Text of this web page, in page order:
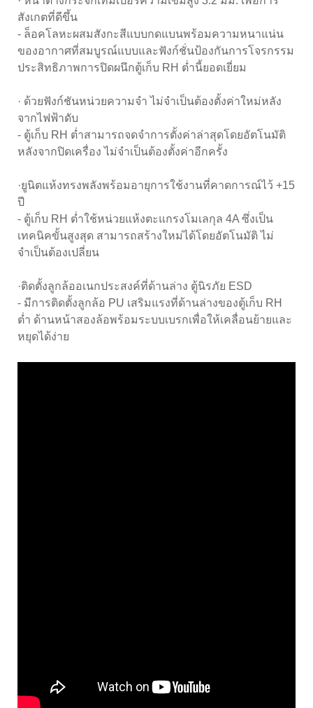
สังเกตที่ดีขึ้น
- ล็อคโลหะผสมสังกะสีแบบกดแบนพร้อมความหนาแน่น
ของอากาศที่สมบูรณ์แบบและฟังก์ชั่นป้องกันการโจรกรรม
ประสิทธิภาพการปิดผนึกตู้เก็บ RH ต่ำนี้ยอดเยี่ยม
· ด้วยฟังก์ชันหน่วยความจำ ไม่จำเป็นต้องตั้งค่าใหม่หลัง
จากไฟฟ้าดับ
- ตู้เก็บ RH ต่ำสามารถจดจำการตั้งค่าล่าสุดโดยอัตโนมัติ
หลังจากปิดเครื่อง ไม่จำเป็นต้องตั้งค่าอีกครั้ง
·ยูนิตแห้งทรงพลังพร้อมอายุการใช้งานที่คาดการณ์ไว้ +15
ปี
- ตู้เก็บ RH ต่ำใช้หน่วยแห้งตะแกรงโมเลกุล 4A ซึ่งเป็น
เทคนิคขั้นสูงสุด สามารถสร้างใหม่ได้โดยอัตโนมัติ ไม่
จำเป็นต้องเปลี่ยน
·ติดตั้งลูกล้ออเนกประสงค์ที่ด้านล่าง ตู้นิรภัย ESD
- มีการติดตั้งลูกล้อ PU เสริมแรงที่ด้านล่างของตู้เก็บ RH
ต่ำ ด้านหน้าสองล้อพร้อมระบบเบรกเพื่อให้เคลื่อนย้ายและ
หยุดได้ง่าย